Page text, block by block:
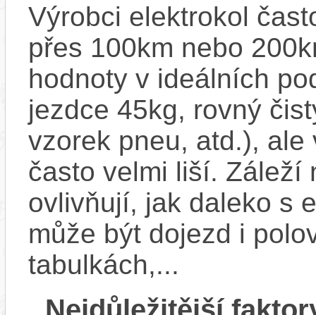
Výrobci elektrokol
přes 100km nebo
hodnoty v ideálních
jezdce 45kg, rovný
vzorek pneu, atd.),
často velmi liší. Záleží
ovlivňují, jak daleko s
může být dojezd i
tabulkách,...